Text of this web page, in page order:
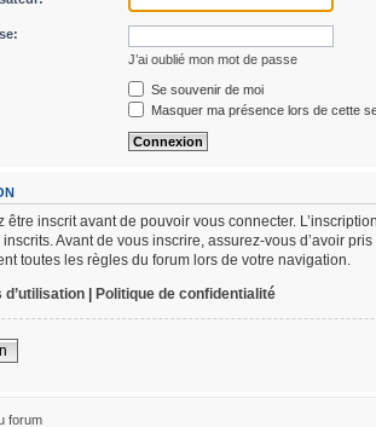
J’ai oublié mon mot de passe
Se souvenir de moi
Masquer ma présence lors de cette
être inscrit avant de pouvoir vous connecter.
Avant de vous inscrire, assurez-vous d’avoir
toutes les règles du forum lors de votre navigation.
d’utilisation | Politique de confidentialité
forum